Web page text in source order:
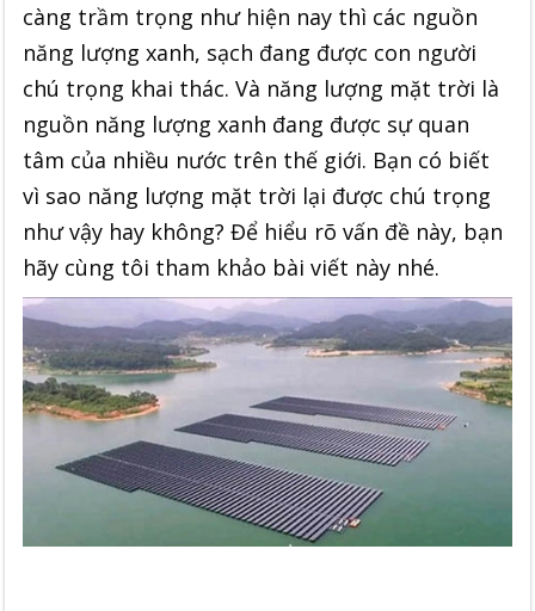
càng trầm trọng như hiện nay thì các nguồn
năng lượng xanh, sạch đang được con người
chú trọng khai thác. Và năng lượng mặt trời là
nguồn năng lượng xanh đang được sự quan
tâm của nhiều nước trên thế giới. Bạn có biết
vì sao năng lượng mặt trời lại được chú trọng
như vậy hay không? Để hiểu rõ vấn đề này, bạn
hãy cùng tôi tham khảo bài viết này nhé.